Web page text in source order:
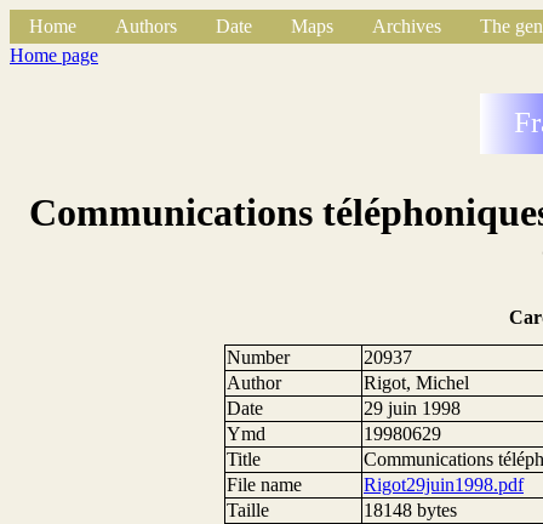
Home Authors Date Maps Archives
The
Home page
Communications
Number
20937
Author
Rigot, Michel
Date
29 juin 1998
Ymd
19980629
Title
Communications
File name
Rigot29juin1998.pdf
Taille
18148 bytes